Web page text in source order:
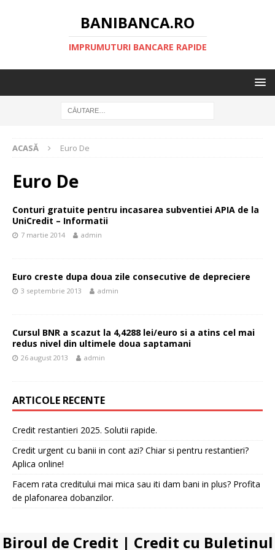
BANIBANCA.RO
IMPRUMUTURI BANCARE RAPIDE
ACASĂ Euro De
Euro De
Conturi gratuite pentru incasarea subventiei APIA de la
UniCredit – Informatii
7 martie 2014 admin
Euro creste dupa doua zile consecutive de depreciere
3 septembrie 2013 admin
Cursul BNR a scazut la 4,4288 lei/euro si a atins cel mai
redus nivel din ultimele doua saptamani
26 august 2013 admin
ARTICOLE RECENTE
Credit restantieri 2025. Solutii rapide.
Credit urgent cu banii in cont azi? Chiar si pentru restantieri?
Aplica online!
Facem rata creditului mai mica sau iti dam bani in plus? Profita
de plafonarea dobanzilor.
Biroul de Credit | Credit cu Buletinul